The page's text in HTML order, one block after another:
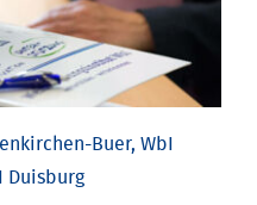
Buer, WbI
Duisburg